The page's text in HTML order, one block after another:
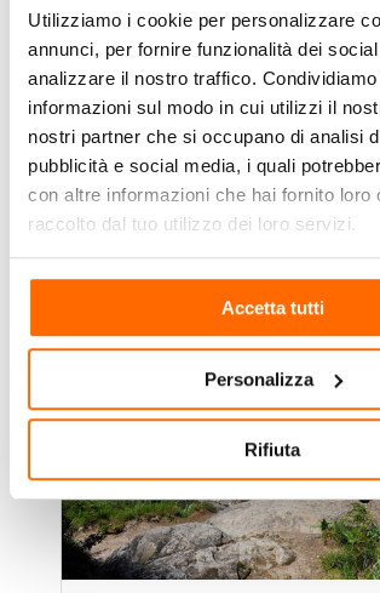
Utilizziamo i cookie per personalizzare
annunci, per fornire funzionalità dei
analizzare il nostro traffico.
informazioni sul modo in cui utilizzi il
nostri partner che si occupano di analisi
pubblicità e social media, i quali
con altre informazioni che hai fornito loro
raccolto dal tuo utilizzo dei loro servizi.
Accetta tutti
Personalizza
Rifiuta
dove esplorerete l’affascinante cultura e
naturale dei due paesi. Resterete
rovine di civiltà antiche in Zimbabwe, dalle
dell’Okavango e dagli impressionanti
elefanti del Chobe. Questo safari
fauna selvatica, storia e cultura!